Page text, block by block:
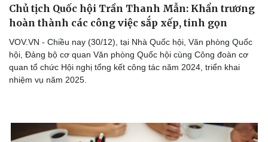
Chủ tịch Quốc hội Trần Thanh Mẫn: Khẩn trương
hoàn thành các công việc sắp xếp, tinh gọn
VOV.VN - Chiều nay (30/12), tại Nhà Quốc hội, Văn phòng Quốc
hội, Đảng bộ cơ quan Văn phòng Quốc hội cùng Công đoàn cơ
quan tổ chức Hội nghị tổng kết công tác năm 2024, triển khai
nhiệm vụ năm 2025.